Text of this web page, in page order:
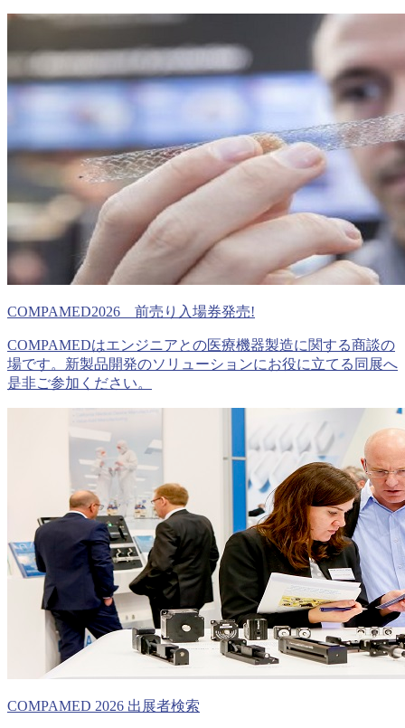
COMPAMED2026 前売り入場券発売!
COMPAMEDはエンジニアとの医療機器製造に関する商談の
場です。新製品開発のソリューションにお役に立てる同展へ
是非ご参加ください。
COMPAMED 2026 出展者検索